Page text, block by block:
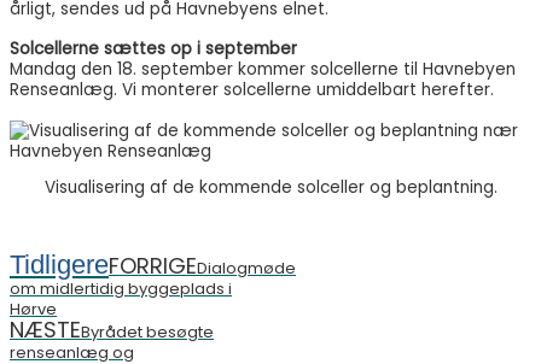
årligt, sendes ud på Havnebyens elnet.
Solcellerne sættes op i september
Mandag den 18. september kommer solcellerne til Havnebyen
Renseanlæg. Vi monterer solcellerne umiddelbart herefter.
Visualisering af de kommende solceller og beplantning.
TidligereFORRIGEDialogmøde
om midlertidig byggeplads i
Hørve
NÆSTEByrådet besøgte
renseanlæg og